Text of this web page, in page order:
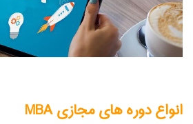
انواع دوره های مجازی MBA